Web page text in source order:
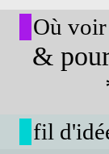
Où voir
&
*
fil